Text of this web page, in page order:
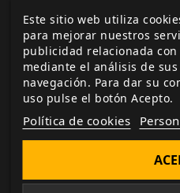
interpretación. No te
¡aprovecha la
Me gusta esto
En la misma categoría
Este sitio web utiliza
para mejorar nuestros
publicidad relacionada
mediante el análisis de
navegación. Para dar su
uso pulse el botón Acepto.
Política de cookies